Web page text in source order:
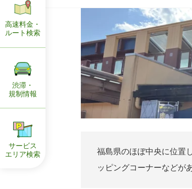
福島県のほぼ中央に位置
ッピングコーナーなどが
高速料金・
ルート検索
渋滞・
規制情報
サービス
エリア検索